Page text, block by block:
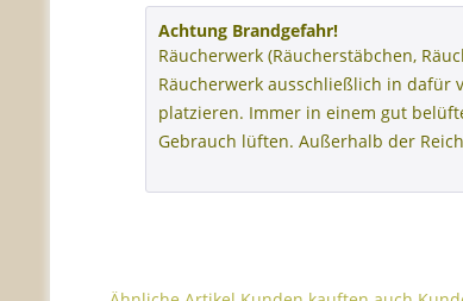
Achtung Brandgefahr!
Räucherwerk (Räucherstäbchen,
Räucherwerk ausschließlich in dafür
platzieren. Immer in einem gut
Gebrauch lüften. Außerhalb der